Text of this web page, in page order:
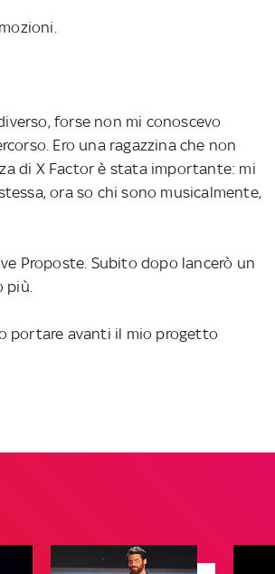
forse non mi conoscevo
Ero una ragazzina che non
di X Factor è stata importante: mi
ora so chi sono musicalmente,
Proposte. Subito dopo lancerò un
portare avanti il mio progetto